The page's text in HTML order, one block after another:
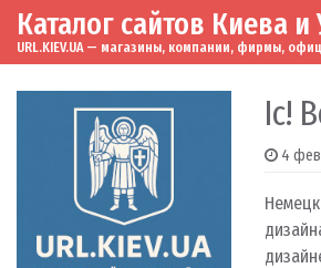
Skip to content
Main Navigation
Каталог сайтов Киева
URL.KIEV.UA — магазины, компании, фирмы,
Ic!
4